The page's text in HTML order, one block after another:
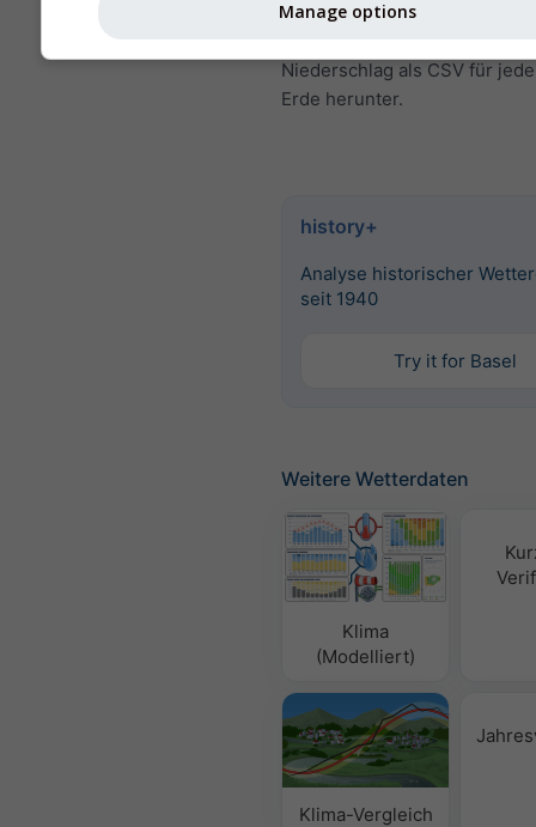
erworben werden. Laden Sie
Niederschlag als CSV für
Erde herunter.
history+
Analyse historischer
seit 1940
Try it for Basel
Weitere Wetterdaten
Klima
(Modelliert)
Klima-Vergleich
Manage options